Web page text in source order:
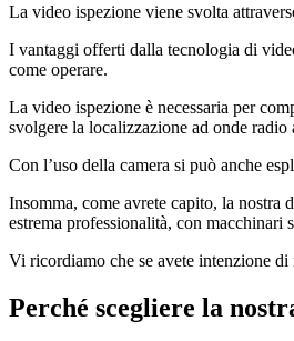
La video ispezione viene svolta
I vantaggi offerti dalla tecnologia di
come operare.
La video ispezione è necessaria per
svolgere la localizzazione ad onde radio
Con l’uso della camera si può anche
Insomma, come avrete capito, la nostra
estrema professionalità, con macchinari
Vi ricordiamo che se avete intenzione
Perché scegliere la